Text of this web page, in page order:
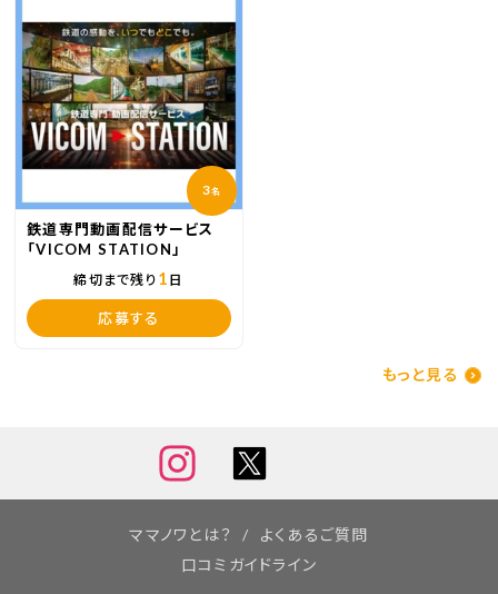
3名
鉄道専門動画配信サービス
「VICOM STATION」
締切まで残り 1 日
応募する
もっと見る
ママノワとは？
よくあるご質問
口コミガイドライン